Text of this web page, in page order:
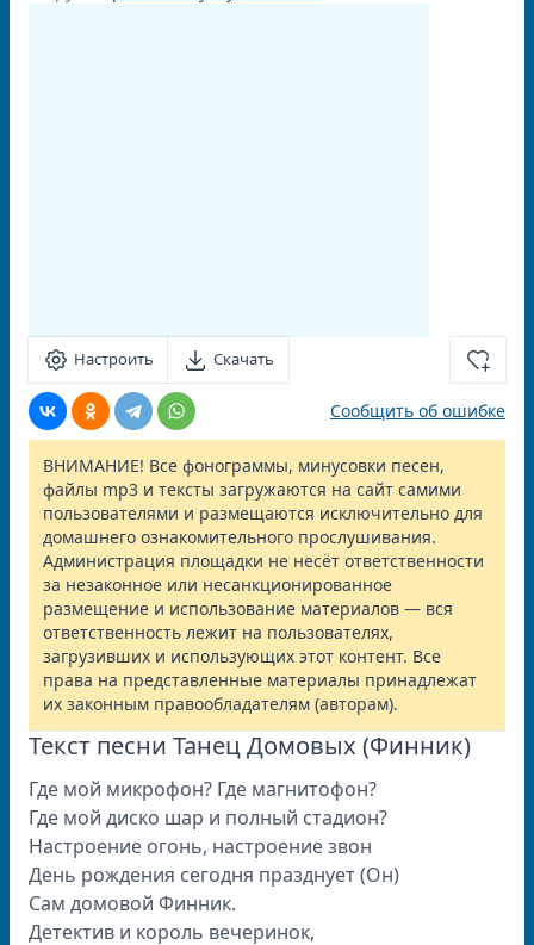
Настроить Скачать
Сообщить об ошибке
ВНИМАНИЕ! Все фонограммы, минусовки песен,
файлы mp3 и тексты загружаются на сайт самими
пользователями и размещаются исключительно для
домашнего ознакомительного прослушивания.
Администрация площадки не несёт ответственности
за незаконное или несанкционированное
размещение и использование материалов — вся
ответственность лежит на пользователях,
загрузивших и использующих этот контент. Все
права на представленные материалы принадлежат
их законным правообладателям (авторам).
Текст песни Танец Домовых (Финник)
Где мой микрофон? Где магнитофон?
Где мой диско шар и полный стадион?
Настроение огонь, настроение звон
День рождения сегодня празднует (Он)
Сам домовой Финник.
Детектив и король вечеринок,